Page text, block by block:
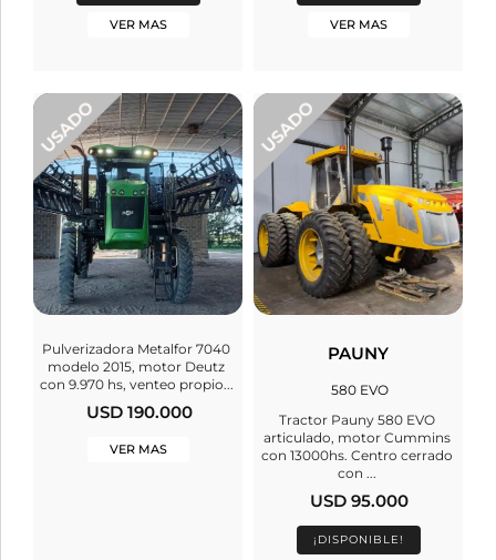
VER MAS VER MAS
Pulverizadora Metalfor 7040
modelo 2015, motor Deutz
con 9.970 hs, venteo propio...
USD 190.000
VER MAS
PAUNY
580 EVO
Tractor Pauny 580 EVO
articulado, motor Cummins
con 13000hs. Centro cerrado
con ...
USD 95.000
¡DISPONIBLE!